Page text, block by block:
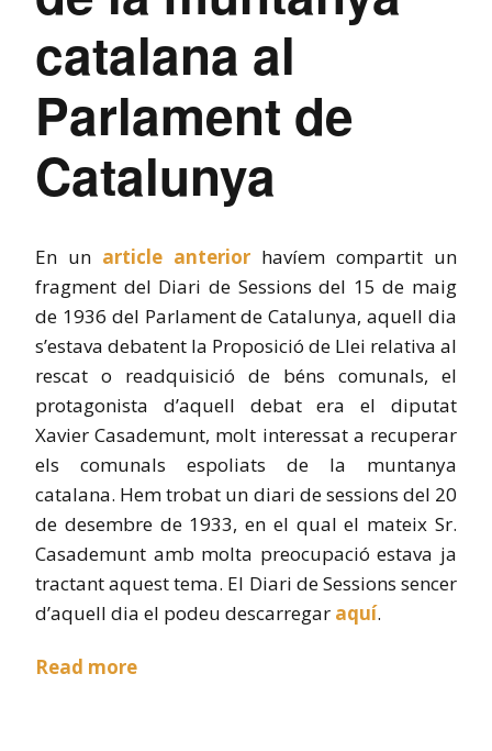
catalana al
Parlament de
Catalunya
En un article anterior havíem compartit un
fragment del Diari de Sessions del 15 de maig
de 1936 del Parlament de Catalunya, aquell dia
s’estava debatent la Proposició de Llei relativa al
rescat o readquisició de béns comunals, el
protagonista d’aquell debat era el diputat
Xavier Casademunt, molt interessat a recuperar
els comunals espoliats de la muntanya
catalana. Hem trobat un diari de sessions del 20
de desembre de 1933, en el qual el mateix Sr.
Casademunt amb molta preocupació estava ja
tractant aquest tema. El Diari de Sessions sencer
d’aquell dia el podeu descarregar aquí.
Read more